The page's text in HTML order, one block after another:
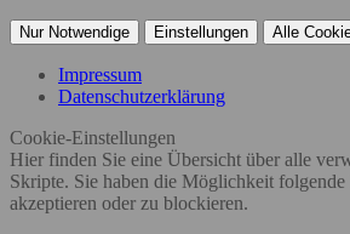
Nur Notwendige Einstellungen Alle
Impressum
Datenschutzerklärung
Cookie-Einstellungen
Hier finden Sie eine Übersicht über alle
Skripte. Sie haben die Möglichkeit
akzeptieren oder zu blockieren.